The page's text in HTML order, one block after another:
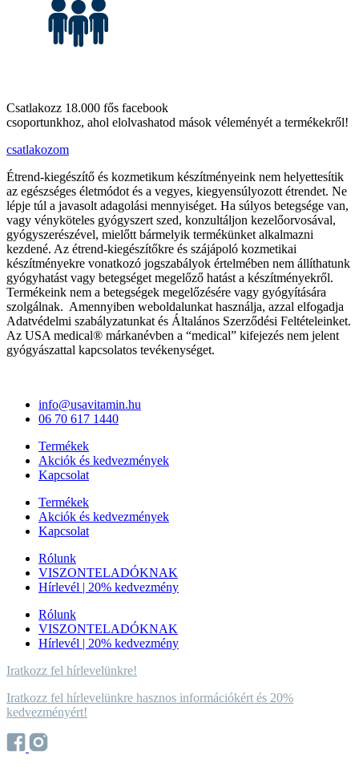
Csatlakozz 18.000 fős facebook
csoportunkhoz, ahol elolvashatod mások véleményét a termékekről!
csatlakozom
Étrend-kiegészítő és kozmetikum készítményeink nem helyettesítik
az egészséges életmódot és a vegyes, kiegyensúlyozott étrendet. Ne
lépje túl a javasolt adagolási mennyiséget. Ha súlyos betegsége van,
vagy vényköteles gyógyszert szed, konzultáljon kezelőorvosával,
gyógyszerészével, mielőtt bármelyik termékünket alkalmazni
kezdené. Az étrend-kiegészítőkre és szájápoló kozmetikai
készítményekre vonatkozó jogszabályok értelmében nem állíthatunk
gyógyhatást vagy betegséget megelőző hatást a készítményekről.
Termékeink nem a betegségek megelőzésére vagy gyógyítására
szolgálnak. Amennyiben weboldalunkat használja, azzal elfogadja
Adatvédelmi szabályzatunkat és Általános Szerződési Feltételeinket.
Az USA medical® márkanévben a “medical” kifejezés nem jelent
gyógyászattal kapcsolatos tevékenységet.
info@usavitamin.hu
06 70 617 1440
Termékek
Akciók és kedvezmények
Kapcsolat
Termékek
Akciók és kedvezmények
Kapcsolat
Rólunk
VISZONTELADÓKNAK
Hírlevél | 20% kedvezmény
Rólunk
VISZONTELADÓKNAK
Hírlevél | 20% kedvezmény
Iratkozz fel hírlevelünkre!
Iratkozz fel hírlevelünkre hasznos információkért és 20%
kedvezményért!